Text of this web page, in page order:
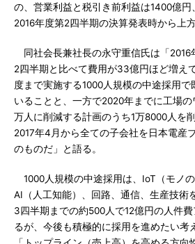
の、営業利益と税引き前利益は1400億円
2016年度第2四半期の決算発表時から上方
同社会長兼社長の永守重信氏は「2016
2四半期と比べて費用が33億円ほど増え
度まで実施する1000人規模の中途採用
いることと、一方で2020年までに工場
万人に削減する計画のうち1万8000人を
2017年4月から全ての子会社を日本電産
のものだ」と語る。
1000人規模の中途採用は、IoT（モノ
AI（人工知能）、回路、通信、生産技術
3四半期までの約500人で12億円の人件
るが、今後も積極的に採用を進めたい考